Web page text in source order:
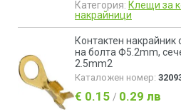
Категория: Клещи за
накрайници
Контактен
на болта Ф5.2mm,
2.5mm2
Каталожен номер:
€ 0.15 / 0.29 лв